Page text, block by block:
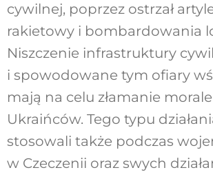
cywilnej, poprzez ostrzał
rakietowy i bombardowania
Niszczenie infrastruktury
i spowodowane tym ofiary
mają na celu złamanie
Ukraińców. Tego typu
stosowali także podczas
w Czeczenii oraz swych